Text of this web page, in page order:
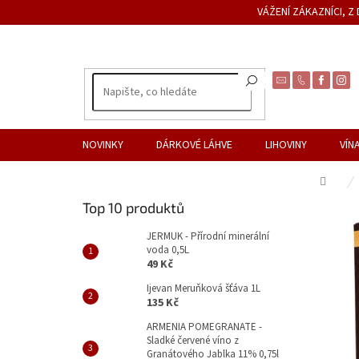
na
VÁŽENÍ ZÁKAZNÍCI, Z
NOVINKY DÁRKOVÉ LÁHVE LIHOVINY
Domů
Top 10 produktů
JERMUK - Přírodní minerální
voda 0,5L
49 Kč
Ijevan Meruňková šťáva 1L
135 Kč
ARMENIA POMEGRANATE -
Sladké červené víno z
Granátového Jablka 11% 0,75l